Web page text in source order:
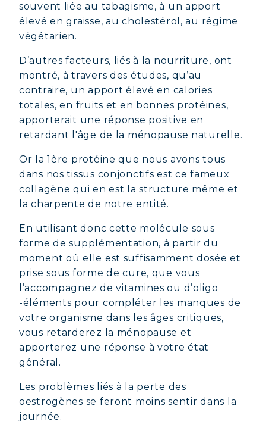
souvent liée au tabagisme, à un apport
élevé en graisse, au cholestérol, au régime
végétarien.
D’autres facteurs, liés à la nourriture, ont
montré, à travers des études, qu’au
contraire, un apport élevé en calories
totales, en fruits et en bonnes protéines,
apporterait une réponse positive en
retardant l'âge de la ménopause naturelle.
Or la 1ère protéine que nous avons tous
dans nos tissus conjonctifs est ce fameux
collagène qui en est la structure même et
la charpente de notre entité.
En utilisant donc cette molécule sous
forme de supplémentation, à partir du
moment où elle est suffisamment dosée et
prise sous forme de cure, que vous
l’accompagnez de vitamines ou d’oligo
-éléments pour compléter les manques de
votre organisme dans les âges critiques,
vous retarderez la ménopause et
apporterez une réponse à votre état
général.
Les problèmes liés à la perte des
oestrogènes se feront moins sentir dans la
journée.